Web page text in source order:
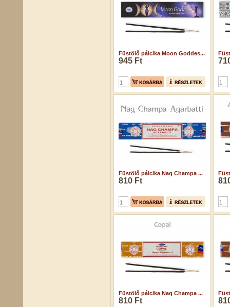
Füstölő pálcika Moon Goddes...
945 Ft
Füstölő pálcika Nag Champa ...
810 Ft
Füstölő pálcika Nag Champa ...
810 Ft